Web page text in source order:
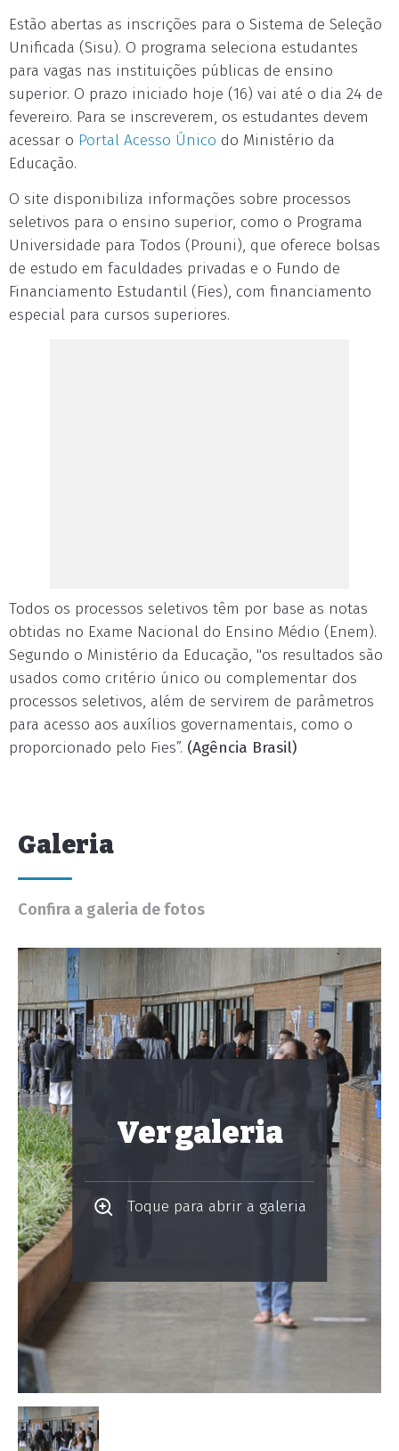
Estão abertas as inscrições para o Sistema de Seleção
Unificada (Sisu). O programa seleciona estudantes
para vagas nas instituições públicas de ensino
superior. O prazo iniciado hoje (16) vai até o dia 24 de
fevereiro. Para se inscreverem, os estudantes devem
acessar o Portal Acesso Único do Ministério da
Educação.
O site disponibiliza informações sobre processos
seletivos para o ensino superior, como o Programa
Universidade para Todos (Prouni), que oferece bolsas
de estudo em faculdades privadas e o Fundo de
Financiamento Estudantil (Fies), com financiamento
especial para cursos superiores.
Todos os processos seletivos têm por base as notas
obtidas no Exame Nacional do Ensino Médio (Enem).
Segundo o Ministério da Educação, "os resultados são
usados como critério único ou complementar dos
processos seletivos, além de servirem de parâmetros
para acesso aos auxílios governamentais, como o
proporcionado pelo Fies”. (Agência Brasil)
Galeria
Confira a galeria de fotos
Ver galeria
Toque para abrir a galeria